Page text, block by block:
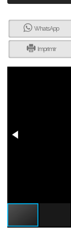
WhatsApp
Imprimir